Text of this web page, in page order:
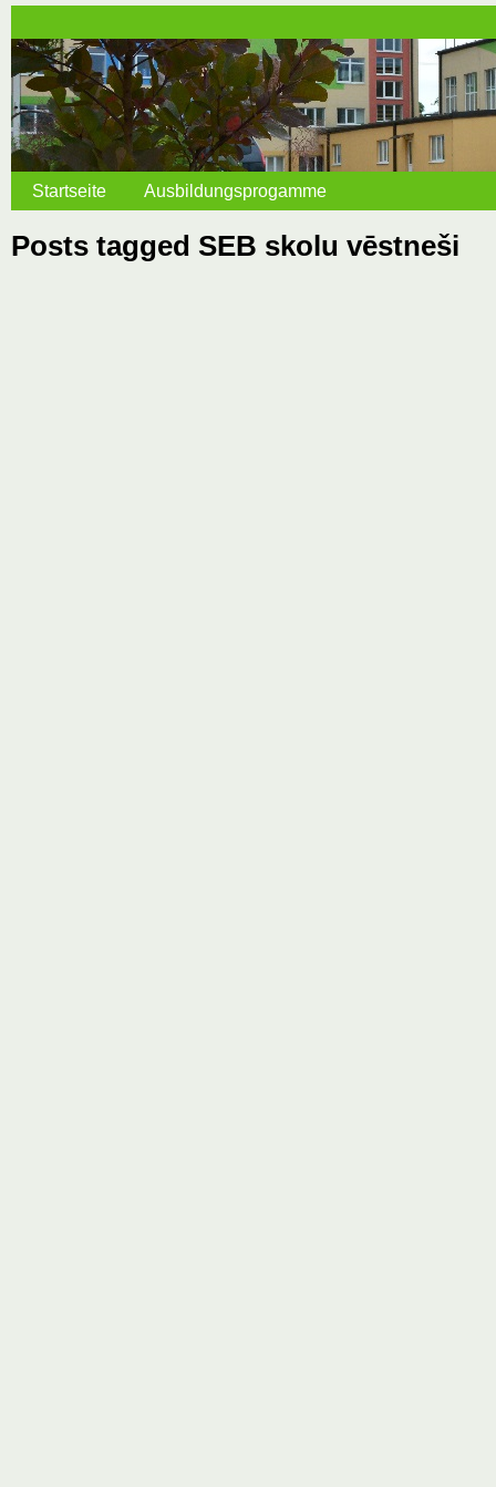
Startseite Ausbildungsprogamme
Posts tagged SEB skolu vēstneši